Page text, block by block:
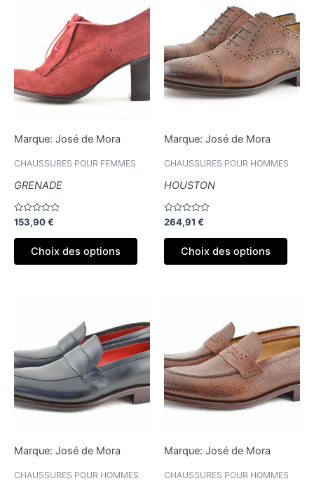
Marque: José de Mora
CHAUSSURES POUR FEMMES
GRENADE
Note
sur
153,90€
Choix des options
produit
a
plusieurs
variations.
options
choisies
produit
Marque: José de Mora
CHAUSSURES POUR HOMMES
HOUSTON
Note
sur
264,91 €
Choix des options
a
Les
sur
Marque: José de Mora
CHAUSSURES POUR HOMMES
produit
a
plusieurs
variations.
Les
options
choisies
sur
Marque: José de Mora
CHAUSSURES POUR HOMMES
a
Les
sur